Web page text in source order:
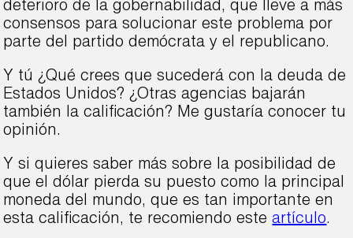
deterioro de la gobernabilidad, que lleve a más
consensos para solucionar este problema por
parte del partido demócrata y el republicano.
Y tú ¿Qué crees que sucederá con la deuda de
Estados Unidos? ¿Otras agencias bajarán
también la calificación? Me gustaría conocer tu
opinión.
Y si quieres saber más sobre la posibilidad de
que el dólar pierda su puesto como la principal
moneda del mundo, que es tan importante en
esta calificación, te recomiendo esteartículo.